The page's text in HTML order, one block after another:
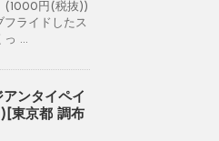
(1000円(税抜))
フライドしたス
っ ...
アンタイペイ
東京都 調布